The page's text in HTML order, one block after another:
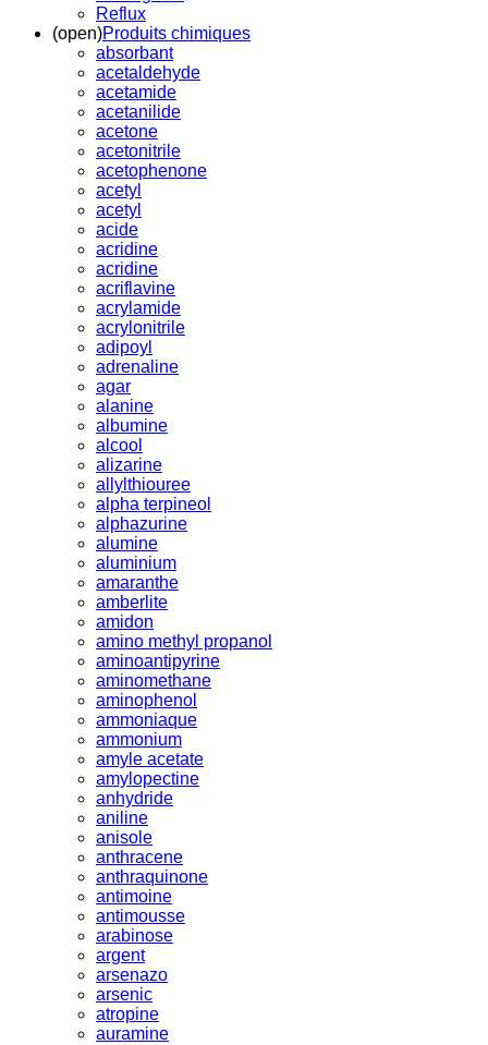
Reflux
(open)Produits chimiques
absorbant
acetaldehyde
acetamide
acetanilide
acetone
acetonitrile
acetophenone
acetyl
acetyl
acide
acridine
acridine
acriflavine
acrylamide
acrylonitrile
adipoyl
adrenaline
agar
alanine
albumine
alcool
alizarine
allylthiouree
alpha terpineol
alphazurine
alumine
aluminium
amaranthe
amberlite
amidon
amino methyl propanol
aminoantipyrine
aminomethane
aminophenol
ammoniaque
ammonium
amyle acetate
amylopectine
anhydride
aniline
anisole
anthracene
anthraquinone
antimoine
antimousse
arabinose
argent
arsenazo
arsenic
atropine
auramine